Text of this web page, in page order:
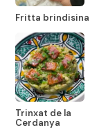
Fritta brindisina
Trinxat de la
Cerdanya